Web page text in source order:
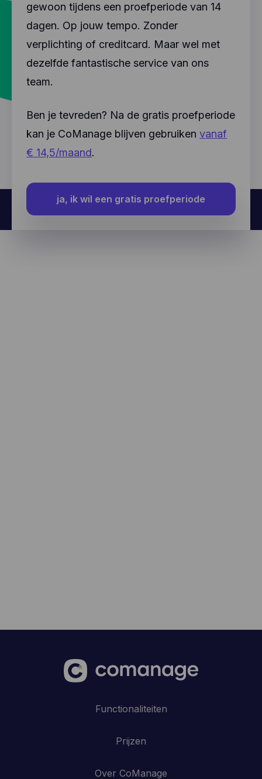
gewoon tijdens een proefperiode van 14
dagen. Op jouw tempo. Zonder
verplichting of creditcard. Maar wel met
dezelfde fantastische service van ons
team.
Ben je tevreden? Na de gratis proefperiode
kan je CoManage blijven gebruiken vanaf
€ 14,5/maand.
ja, ik wil een gratis proefperiode
Functionaliteiten
Prijzen
Over CoManage